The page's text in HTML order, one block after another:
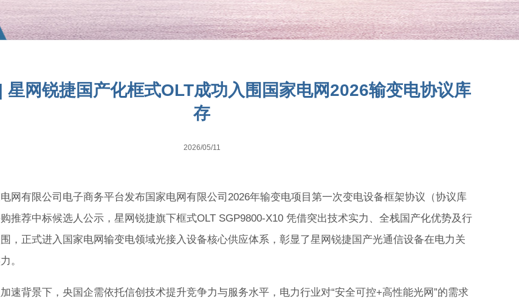
星网锐捷国产化框式OLT成功入围国家电网2026输变电协议库
存
2026/05/11
有限公司电子商务平台发布国家电网有限公司2026年输变电项目第一次变电设备框架协议（协议库
推荐中标候选人公示，星网锐捷旗下框式OLT SGP9800-X10 凭借突出技术实力、全栈国产化优势及行
，正式进入国家电网输变电领域光接入设备核心供应体系，彰显了星网锐捷国产光通信设备在电力关
。
背景下，央国企需依托信创技术提升竞争力与服务水平，电力行业对“安全可控+高性能光网”的需求